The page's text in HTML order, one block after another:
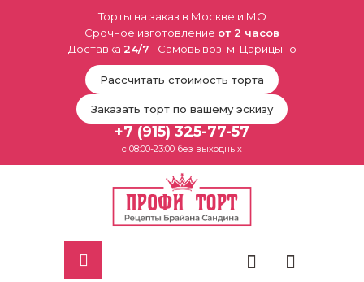
Торты на заказ в Москве и МО
Срочное изготовление от 2 часов
Доставка 24/7 Самовывоз: м. Царицыно
Рассчитать стоимость торта
Заказать торт по вашему эскизу
+7 (915) 325-77-57
с 08:00-23:00 без выходных